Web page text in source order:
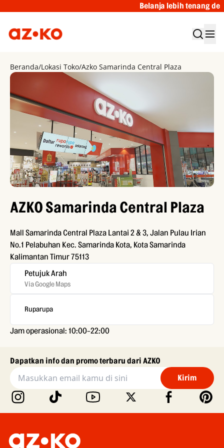
Belanja lebih tenang
Beranda/Lokasi Toko/Azko Samarinda Central Plaza
AZKO Samarinda Central Plaza
Mall Samarinda Central Plaza Lantai 2 & 3, Jalan Pulau Irian
No.1 Pelabuhan Kec. Samarinda Kota, Kota Samarinda
Kalimantan Timur 75113
Petujuk Arah
Via Google Maps
Ruparupa
Jam operasional: 10:00-22:00
Dapatkan info dan promo terbaru dari AZKO
Kirim